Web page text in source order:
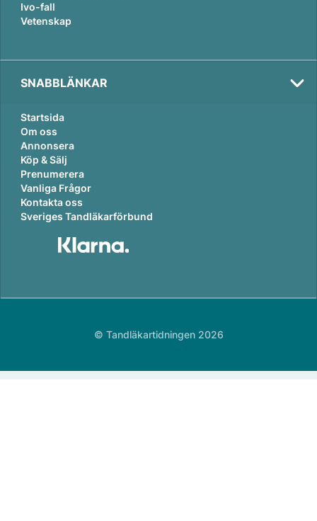
Ivo-fall
Vetenskap
SNABBLÄNKAR
Startsida
Om oss
Annonsera
Köp & Sälj
Prenumerera
Vanliga Frågor
Kontakta oss
Sveriges Tandläkarförbund
© Tandläkartidningen 2026